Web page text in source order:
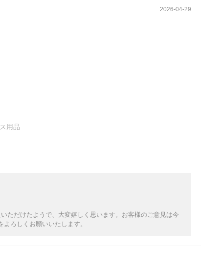
2026-04-29
用品
ただけたようで、大変嬉しく思います。お客様のご意見は今
ろしくお願いいたします。